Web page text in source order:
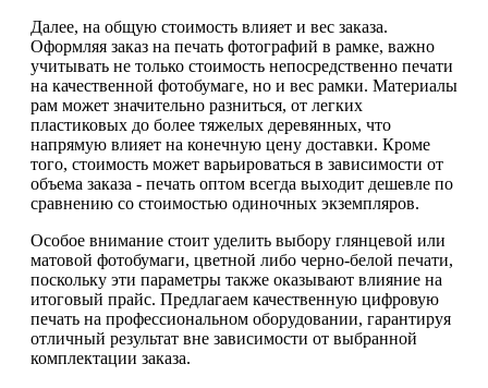
Далее, на общую стоимость влияет и вес заказа.
Оформляя заказ на печать фотографий в рамке, важно
учитывать не только стоимость непосредственно печати
на качественной фотобумаге, но и вес рамки. Материалы
рам может значительно разниться, от легких
пластиковых до более тяжелых деревянных, что
напрямую влияет на конечную цену доставки. Кроме
того, стоимость может варьироваться в зависимости от
объема заказа - печать оптом всегда выходит дешевле по
сравнению со стоимостью одиночных экземпляров.
Особое внимание стоит уделить выбору глянцевой или
матовой фотобумаги, цветной либо черно-белой печати,
поскольку эти параметры также оказывают влияние на
итоговый прайс. Предлагаем качественную цифровую
печать на профессиональном оборудовании, гарантируя
отличный результат вне зависимости от выбранной
комплектации заказа.